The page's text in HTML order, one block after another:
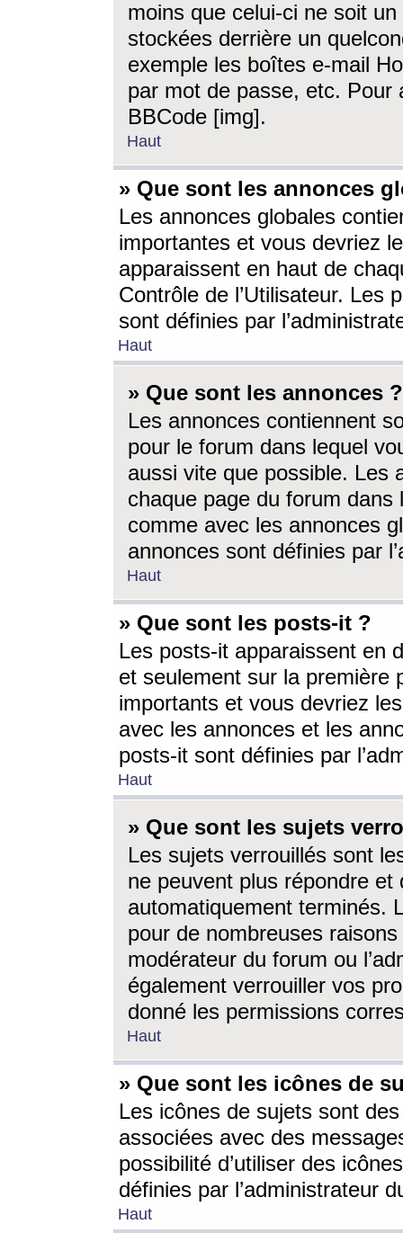
moins que celui-ci ne soit
stockées derrière un
exemple les boîtes e-mail
par mot de passe, etc. Pour
BBCode [img].
Haut
» Que sont les annonces
Les annonces globales
importantes et vous devriez
apparaissent en haut de
Contrôle de l’Utilisateur. Les
sont définies par
Haut
» Que sont les annonces ?
Les annonces contiennent
pour le forum dans lequel
aussi vite que possible. Les
chaque page du forum dans
comme avec les annonces
annonces sont définies par
Haut
» Que sont les posts-it ?
Les posts-it apparaissent en
et seulement sur la première
importants et vous devriez
avec les annonces et les
posts-it sont définies par
Haut
» Que sont les sujets
Les sujets verrouillés sont
ne peuvent plus répondre
automatiquement terminés.
pour de nombreuses
modérateur du forum ou
également verrouiller vos
donné les permissions
Haut
» Que sont les icônes de
Les icônes de sujets sont
associées avec des
possibilité d’utiliser des
définies par l’administrateur
Haut